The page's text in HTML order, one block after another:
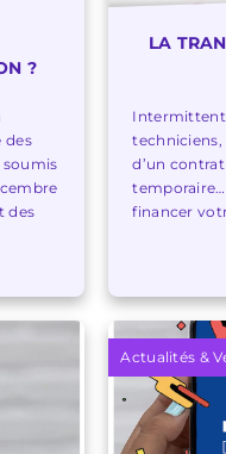
?
des
des
LA
d’un
financer
Actualités &